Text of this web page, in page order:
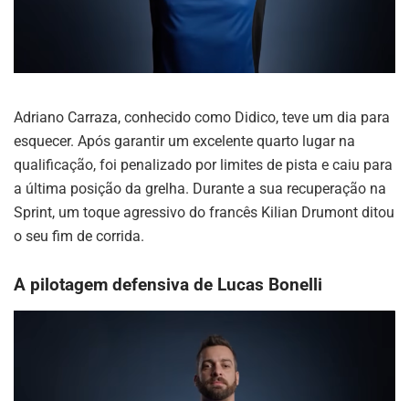
Adriano Carraza, conhecido como Didico, teve um dia para
esquecer. Após garantir um excelente quarto lugar na
qualificação, foi penalizado por limites de pista e caiu para
a última posição da grelha. Durante a sua recuperação na
Sprint, um toque agressivo do francês Kilian Drumont ditou
o seu fim de corrida.
A pilotagem defensiva de Lucas Bonelli